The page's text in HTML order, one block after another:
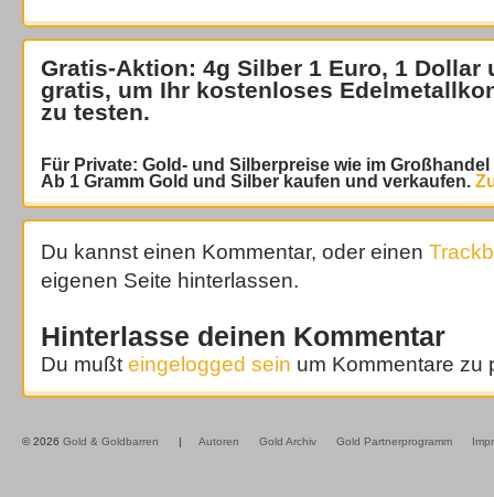
Gratis-Aktion: 4g Silber 1 Euro, 1 Dollar
gratis, um Ihr kostenloses
zu testen.
Für Private: Gold- und Silberpreise wie im
Ab 1 Gramm Gold und Silber kaufen und verkaufen.
Du kannst einen Kommentar, oder einen
eigenen Seite hinterlassen.
Hinterlasse deinen Kommentar
Du mußt eingelogged sein um Kommentare zu
© 2026 Gold & Goldbarren | Autoren Gold Archiv Gold Partnerprogramm